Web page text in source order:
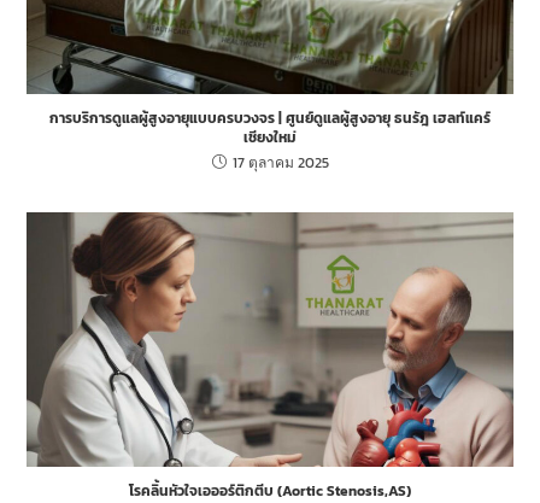
การบริการดูแลผู้สูงอายุแบบครบวงจร | ศูนย์ดูแลผู้สูงอายุ ธนรัฎ เฮลท์แคร์
เชียงใหม่
17 ตุลาคม 2025
โรคลิ้นหัวใจเอออร์ติกตีบ (Aortic Stenosis,AS)